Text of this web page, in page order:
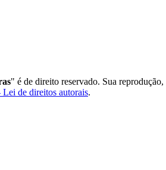
" é de direito reservado. Sua
de direitos autorais.